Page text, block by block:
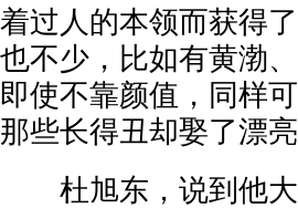
着过人的本领而获得
也不少，比如有黄渤
即使不靠颜值，同样
那些长得丑却娶了漂
杜旭东，说到他大